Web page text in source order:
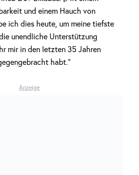
und einem Hauch von
ich dies heute, um meine tiefste
unendliche Unterstützung
mir in den letzten 35 Jahren
habt.“
Anzeige